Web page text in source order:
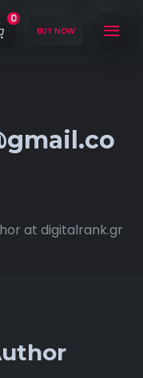
0
BUY NOW
at digitalrank.gr